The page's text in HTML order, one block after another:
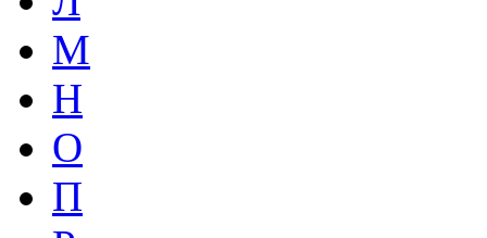
М
Н
О
П